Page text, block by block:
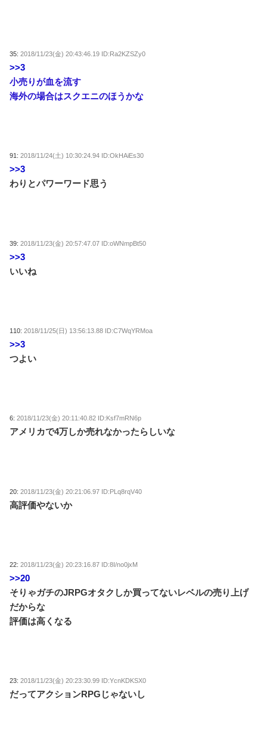
35:2018/11/23(金) 20:43:46.19 ID:Ra2KZSZy0
>>3
小売りが血を流す
海外の場合はスクエニのほうかな
91:2018/11/24(土) 10:30:24.94 ID:OkHAiEs30
>>3
わりとパワーワード思う
39:2018/11/23(金) 20:57:47.07 ID:oWNmpBt50
>>3
いいね
110:2018/11/25(日) 13:56:13.88 ID:C7WqYRMoa
>>3
つよい
6:2018/11/23(金) 20:11:40.82 ID:Ksf7mRN6p
アメリカで4万しか売れなかったらしいな
20:2018/11/23(金) 20:21:06.97 ID:PLq8rqV40
高評価やないか
22:2018/11/23(金) 20:23:16.87 ID:8I/no0jxM
>>20
そりゃガチのJRPGオタクしか買ってないレベルの売り上げ
だからな
評価は高くなる
23:2018/11/23(金) 20:23:30.99 ID:YcnKDKSX0
だってアクションRPGじゃないし